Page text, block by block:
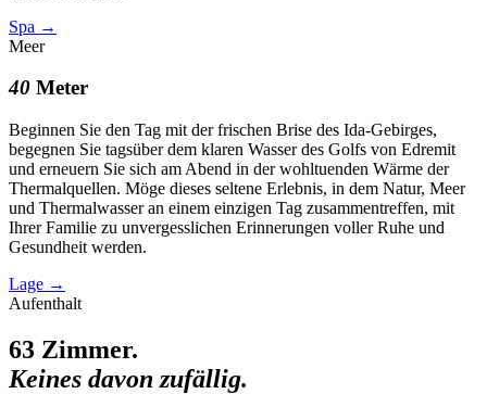
Spa →
Meer
40 Meter
Beginnen Sie den Tag mit der frischen Brise des Ida-Gebirges,
begegnen Sie tagsüber dem klaren Wasser des Golfs von Edremit
und erneuern Sie sich am Abend in der wohltuenden Wärme der
Thermalquellen. Möge dieses seltene Erlebnis, in dem Natur, Meer
und Thermalwasser an einem einzigen Tag zusammentreffen, mit
Ihrer Familie zu unvergesslichen Erinnerungen voller Ruhe und
Gesundheit werden.
Lage →
Aufenthalt
63 Zimmer.
Keines davon zufällig.